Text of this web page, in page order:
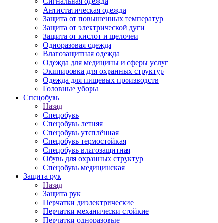
Антистатическая одежда
Защита от повышенных температур
Защита от электрической дуги
Защита от кислот и щелочей
Одноразовая одежда
Влагозащитная одежда
Одежда для медицины и сферы услуг
Экипировка для охранных структур
Одежда для пищевых производств
Головные уборы
Спецобувь
Назад
Спецобувь
Спецобувь летняя
Спецобувь утеплённая
Спецобувь термостойкая
Спецобувь влагозащитная
Обувь для охранных структур
Спецобувь медицинская
Защита рук
Назад
Защита рук
Перчатки диэлектрические
Перчатки механически стойкие
Перчатки одноразовые